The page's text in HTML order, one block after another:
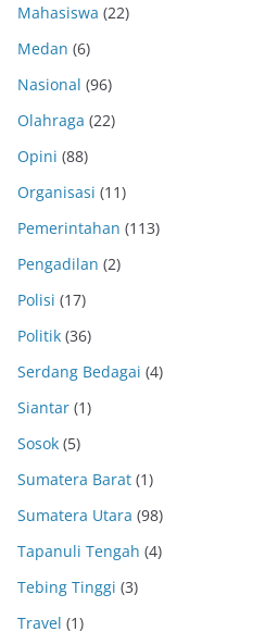
Mahasiswa (22)
Medan (6)
Nasional (96)
Olahraga (22)
Opini (88)
Organisasi (11)
Pemerintahan (113)
Pengadilan (2)
Polisi (17)
Politik (36)
Serdang Bedagai (4)
Siantar (1)
Sosok (5)
Sumatera Barat (1)
Sumatera Utara (98)
Tapanuli Tengah (4)
Tebing Tinggi (3)
Travel (1)